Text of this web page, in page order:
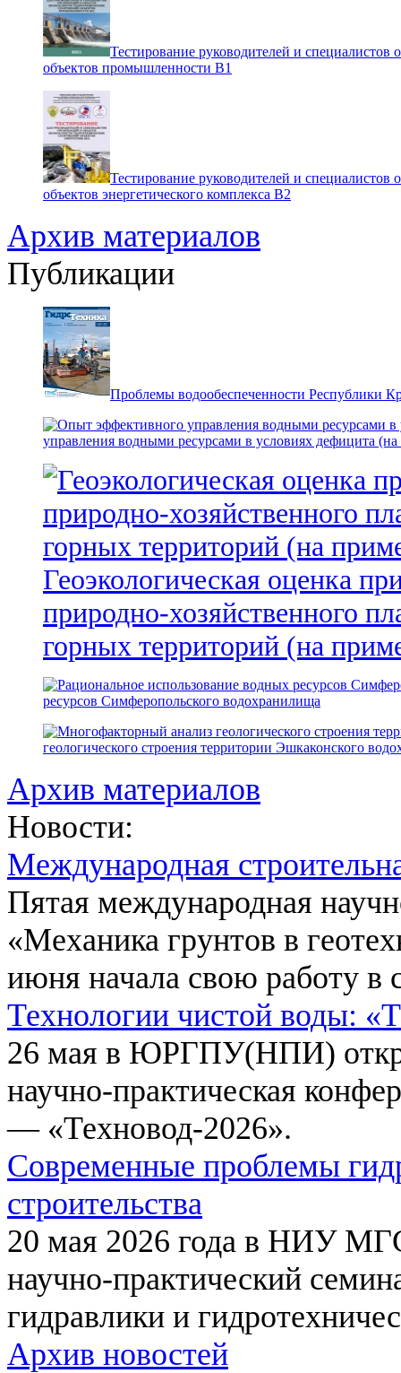
Тестирование руководителей и специалистов
объектов промышленности В1
Тестирование руководителей и специалистов
объектов энергетического комплекса В2
Архив материалов
Публикации
Проблемы водообеспеченности Республики
управления водными ресурсами в условиях дефицита
Геоэкологическая оценка
природно-хозяйственного
горных территорий (на
ресурсов Симферопольского водохранилища
геологического строения территории Эшкаконского
Архив материалов
Новости:
Международная
Пятая международная
«Механика грунтов в
июня начала свою работу в
Технологии чистой воды:
26 мая в ЮРГПУ(НПИ)
научно-практическая
— «Техновод-2026».
Современные проблемы
строительства
20 мая 2026 года в НИУ
научно-практический
гидравлики и
Архив новостей